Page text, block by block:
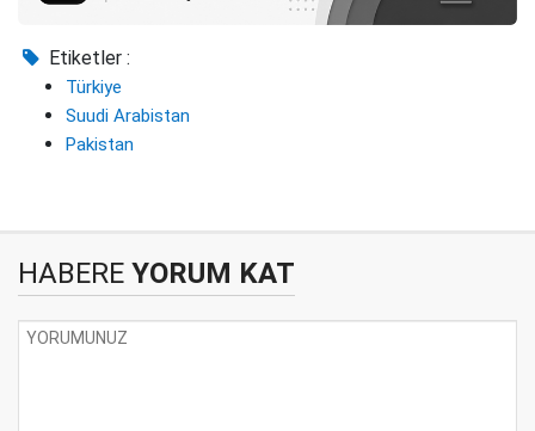
Etiketler :
Türkiye
Suudi Arabistan
Pakistan
HABERE YORUM KAT